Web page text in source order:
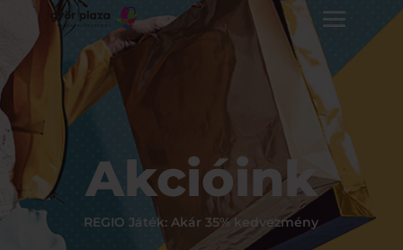
Akcióink
REGIO Játék: Akár 35% kedvezmény